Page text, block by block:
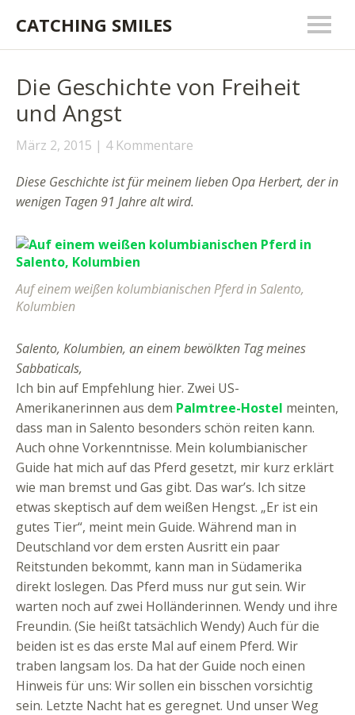
CATCHING SMILES
Die Geschichte von Freiheit
und Angst
März 2, 2015 4 Kommentare
Diese Geschichte ist für meinem lieben Opa Herbert, der in
wenigen Tagen 91 Jahre alt wird.
Auf einem weißen kolumbianischen Pferd in Salento,
Kolumbien
Salento, Kolumbien, an einem bewölkten Tag meines
Sabbaticals,
Ich bin auf Empfehlung hier. Zwei US-
Amerikanerinnen aus dem Palmtree-Hostel meinten,
dass man in Salento besonders schön reiten kann.
Auch ohne Vorkenntnisse. Mein kolumbianischer
Guide hat mich auf das Pferd gesetzt, mir kurz erklärt
wie man bremst und Gas gibt. Das war’s. Ich sitze
etwas skeptisch auf dem weißen Hengst. „Er ist ein
gutes Tier“, meint mein Guide. Während man in
Deutschland vor dem ersten Ausritt ein paar
Reitstunden bekommt, kann man in Südamerika
direkt loslegen. Das Pferd muss nur gut sein. Wir
warten noch auf zwei Holländerinnen. Wendy und ihre
Freundin. (Sie heißt tatsächlich Wendy) Auch für die
beiden ist es das erste Mal auf einem Pferd. Wir
traben langsam los. Da hat der Guide noch einen
Hinweis für uns: Wir sollen ein bisschen vorsichtig
sein. Letzte Nacht hat es geregnet. Und unser Weg